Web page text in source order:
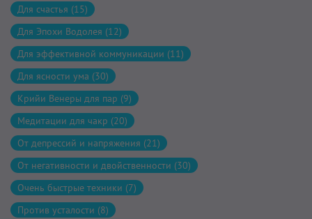
Для счастья (15)
Для Эпохи Водолея (12)
Для эффективной коммуникации (11)
Для ясности ума (30)
Крийи Венеры для пар (9)
Медитации для чакр (20)
От депрессий и напряжения (21)
От негативности и двойственности (30)
Очень быстрые техники (7)
Против усталости (8)